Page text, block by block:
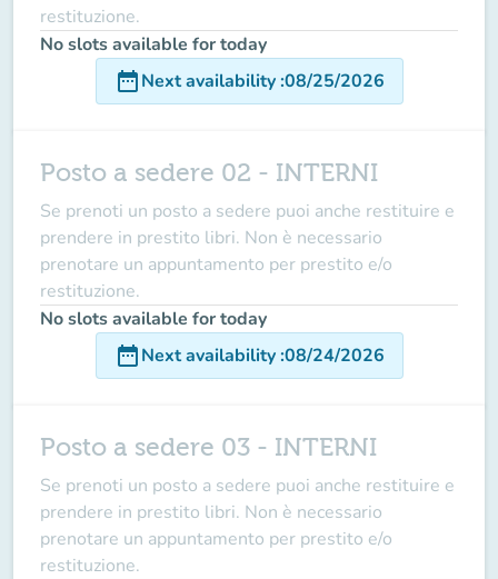
restituzione.
No slots available for today
date_rangeNext availability:08/25/2026
Posto a sedere 02 - INTERNI
Se prenoti un posto a sedere puoi anche restituire e
prendere in prestito libri. Non è necessario
prenotare un appuntamento per prestito e/o
restituzione.
No slots available for today
date_rangeNext availability:08/24/2026
Posto a sedere 03 - INTERNI
Se prenoti un posto a sedere puoi anche restituire e
prendere in prestito libri. Non è necessario
prenotare un appuntamento per prestito e/o
restituzione.